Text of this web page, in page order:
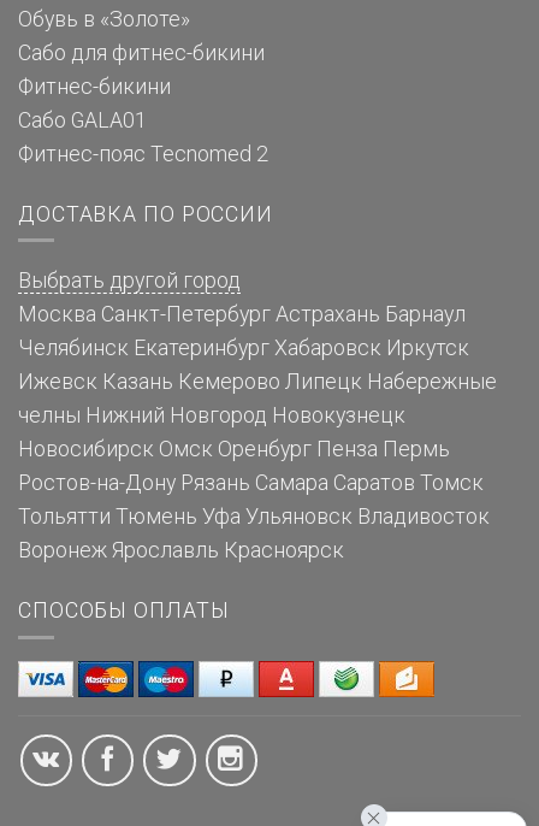
Обувь в «Золоте»
Сабо для фитнес-бикини
Фитнес-бикини
Сабо GALA01
Фитнес-пояс Tecnomed 2
ДОСТАВКА ПО РОССИИ
Выбрать другой город
Москва Санкт-Петербург Астрахань Барнаул
Челябинск Екатеринбург Хабаровск Иркутск
Ижевск Казань Кемерово Липецк Набережные
челны Нижний Новгород Новокузнецк
Новосибирск Омск Оренбург Пенза Пермь
Ростов-на-Дону Рязань Самара Саратов Томск
Тольятти Тюмень Уфа Ульяновск Владивосток
Воронеж Ярославль Красноярск
СПОСОБЫ ОПЛАТЫ